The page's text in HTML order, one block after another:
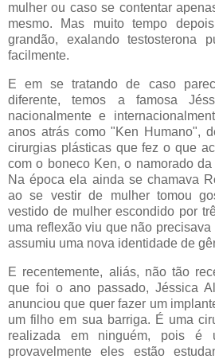
mulher ou caso se contentar
mesmo. Mas muito tempo
grandão, exalando testosterona
facilmente.
E em se tratando de caso
diferente, temos a famosa
nacionalmente e
anos atrás como "Ken Humano",
cirurgias plásticas que fez o que
com o boneco Ken, o namorado
Na época ela ainda se chamava
ao se vestir de mulher tomou
vestido de mulher escondido por
uma reflexão viu que não
assumiu uma nova identidade de
E recentemente, aliás, não tão
que foi o ano passado, Jéssica
anunciou que quer fazer um
um filho em sua barriga. É uma
realizada em ninguém, pois é
provavelmente eles estão